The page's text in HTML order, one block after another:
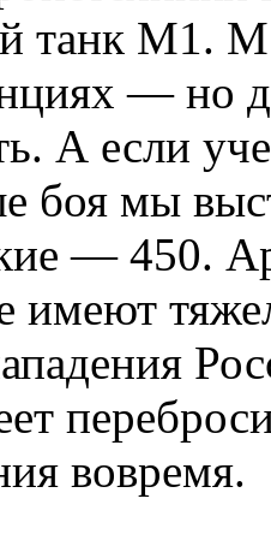
танк M1.
— но
А если
боя мы
— 450.
имеют
вовремя.